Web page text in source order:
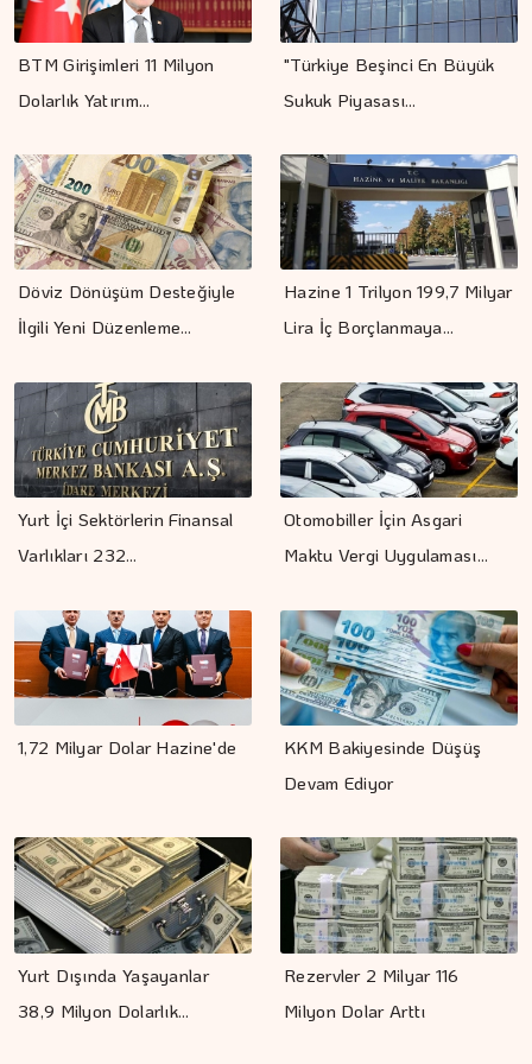
BTM Girişimleri 11 Milyon
Dolarlık Yatırım…
"Türkiye Beşinci En Büyük
Sukuk Piyasası…
Döviz Dönüşüm Desteğiyle
İlgili Yeni Düzenleme…
Hazine 1 Trilyon 199,7 Milyar
Lira İç Borçlanmaya…
Yurt İçi Sektörlerin Finansal
Varlıkları 232…
Otomobiller İçin Asgari
Maktu Vergi Uygulaması…
1,72 Milyar Dolar Hazine'de
KKM Bakiyesinde Düşüş
Devam Ediyor
Yurt Dışında Yaşayanlar
38,9 Milyon Dolarlık…
Rezervler 2 Milyar 116
Milyon Dolar Arttı